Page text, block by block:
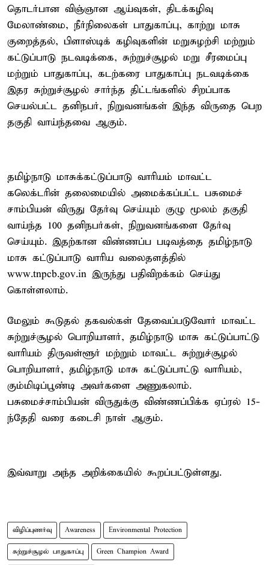
தொடர்பான விஞ்ஞான ஆய்வுகள், திடக்கழிவு
மேலாண்மை, நீர்நிலைகள் பாதுகாப்பு, காற்று மாசு
குறைத்தல், பிளாஸ்டிக் கழிவுகளின் மறுசுழற்சி மற்றும்
கட்டுப்பாடு நடவடிக்கை, சுற்றுச்சூழல் மறு சீரமைப்பு
மற்றும் பாதுகாப்பு, கடற்கரை பாதுகாப்பு நடவடிக்கை
இதர சுற்றுச்சூழல் சார்ந்த திட்டங்களில் சிறப்பாக
செயல்பட்ட தனிநபர், நிறுவனங்கள் இந்த விருதை பெற
தகுதி வாய்ந்தவை ஆகும்.
தமிழ்நாடு மாசுக்கட்டுப்பாடு வாரியம் மாவட்ட
கலெக்டரின் தலைமையில் அமைக்கப்பட்ட பசுமைச்
சாம்பியன் விருது தேர்வு செய்யும் குழு மூலம் தகுதி
வாய்ந்த 100 தனிநபர்கள், நிறுவனங்களை தேர்வு
செய்யும். இதற்கான விண்ணப்ப படிவத்தை தமிழ்நாடு
மாசு கட்டுப்பாடு வாரிய வலைதளத்தில்
www.tnpcb.gov.in இருந்து பதிவிறக்கம் செய்து
கொள்ளலாம்.
மேலும் கூடுதல் தகவல்கள் தேவைப்படுவோர் மாவட்ட
சுற்றுச்சூழல் பொறியாளர், தமிழ்நாடு மாசு கட்டுப்பாட்டு
வாரியம் திருவள்ளூர் மற்றும் மாவட்ட சுற்றுச்சூழல்
பொறியாளர், தமிழ்நாடு மாசு கட்டுப்பாட்டு வாரியம்,
கும்மிடிப்பூண்டி அவர்களை அணுகலாம்.
பசுமைச்சாம்பியன் விருதுக்கு விண்ணப்பிக்க ஏப்ரல் 15-
ந்தேதி வரை கடைசி நாள் ஆகும்.
இவ்வாறு அந்த அறிக்கையில் கூறப்பட்டுள்ளது.
விழிப்புணர்வு Awareness Environmental Protection
சுற்றுச்சூழல் பாதுகாப்பு Green Champion Award